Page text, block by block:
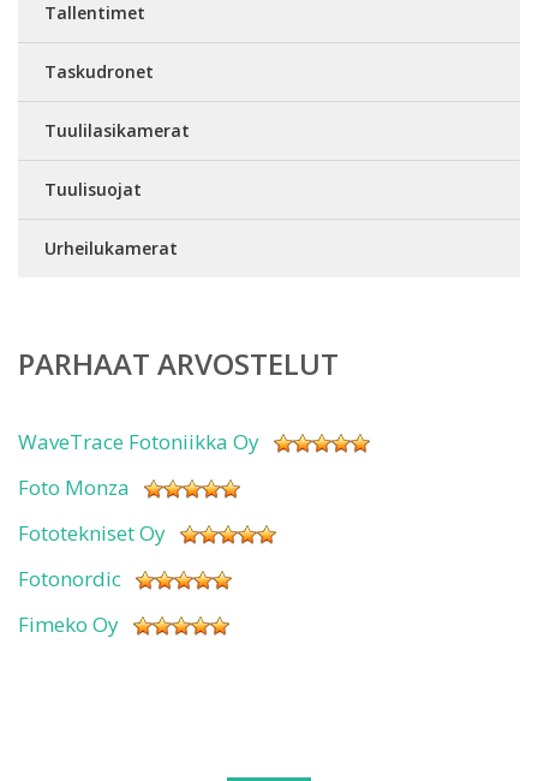
Tallentimet
Taskudronet
Tuulilasikamerat
Tuulisuojat
Urheilukamerat
PARHAAT ARVOSTELUT
WaveTrace Fotoniikka Oy
Foto Monza
Fototekniset Oy
Fotonordic
Fimeko Oy